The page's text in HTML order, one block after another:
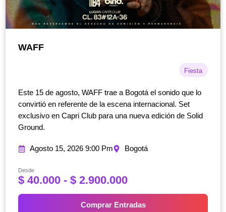
WAFF
Fiesta
Este 15 de agosto, WAFF trae a Bogotá el sonido que lo
convirtió en referente de la escena internacional. Set
exclusivo en Capri Club para una nueva edición de Solid
Ground.
Agosto 15, 2026 9:00 Pm Bogotá
Desde
$40.000 - $2.900.000R
n
Comprar Entradas